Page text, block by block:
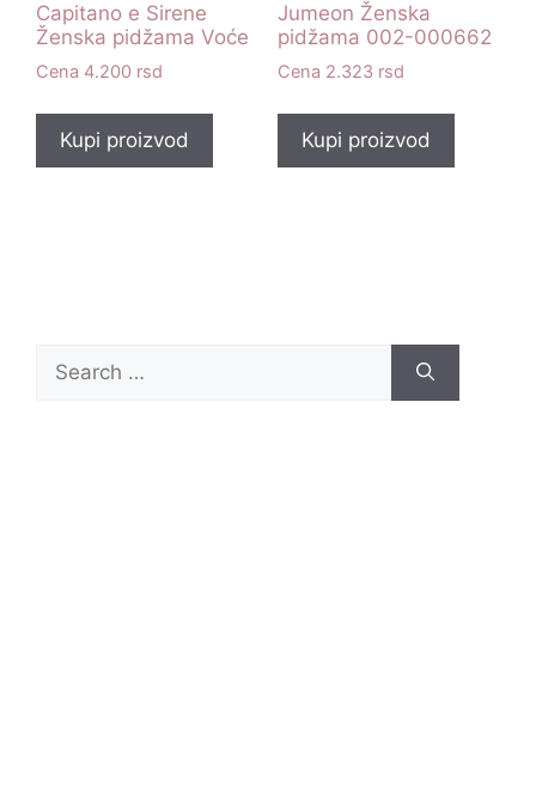
Capitano e Sirene
Ženska pidžama Voće
4.200 rsd
Kupi proizvod
Jumeon Ženska
pidžama 002-000662
2.323 rsd
Kupi proizvod